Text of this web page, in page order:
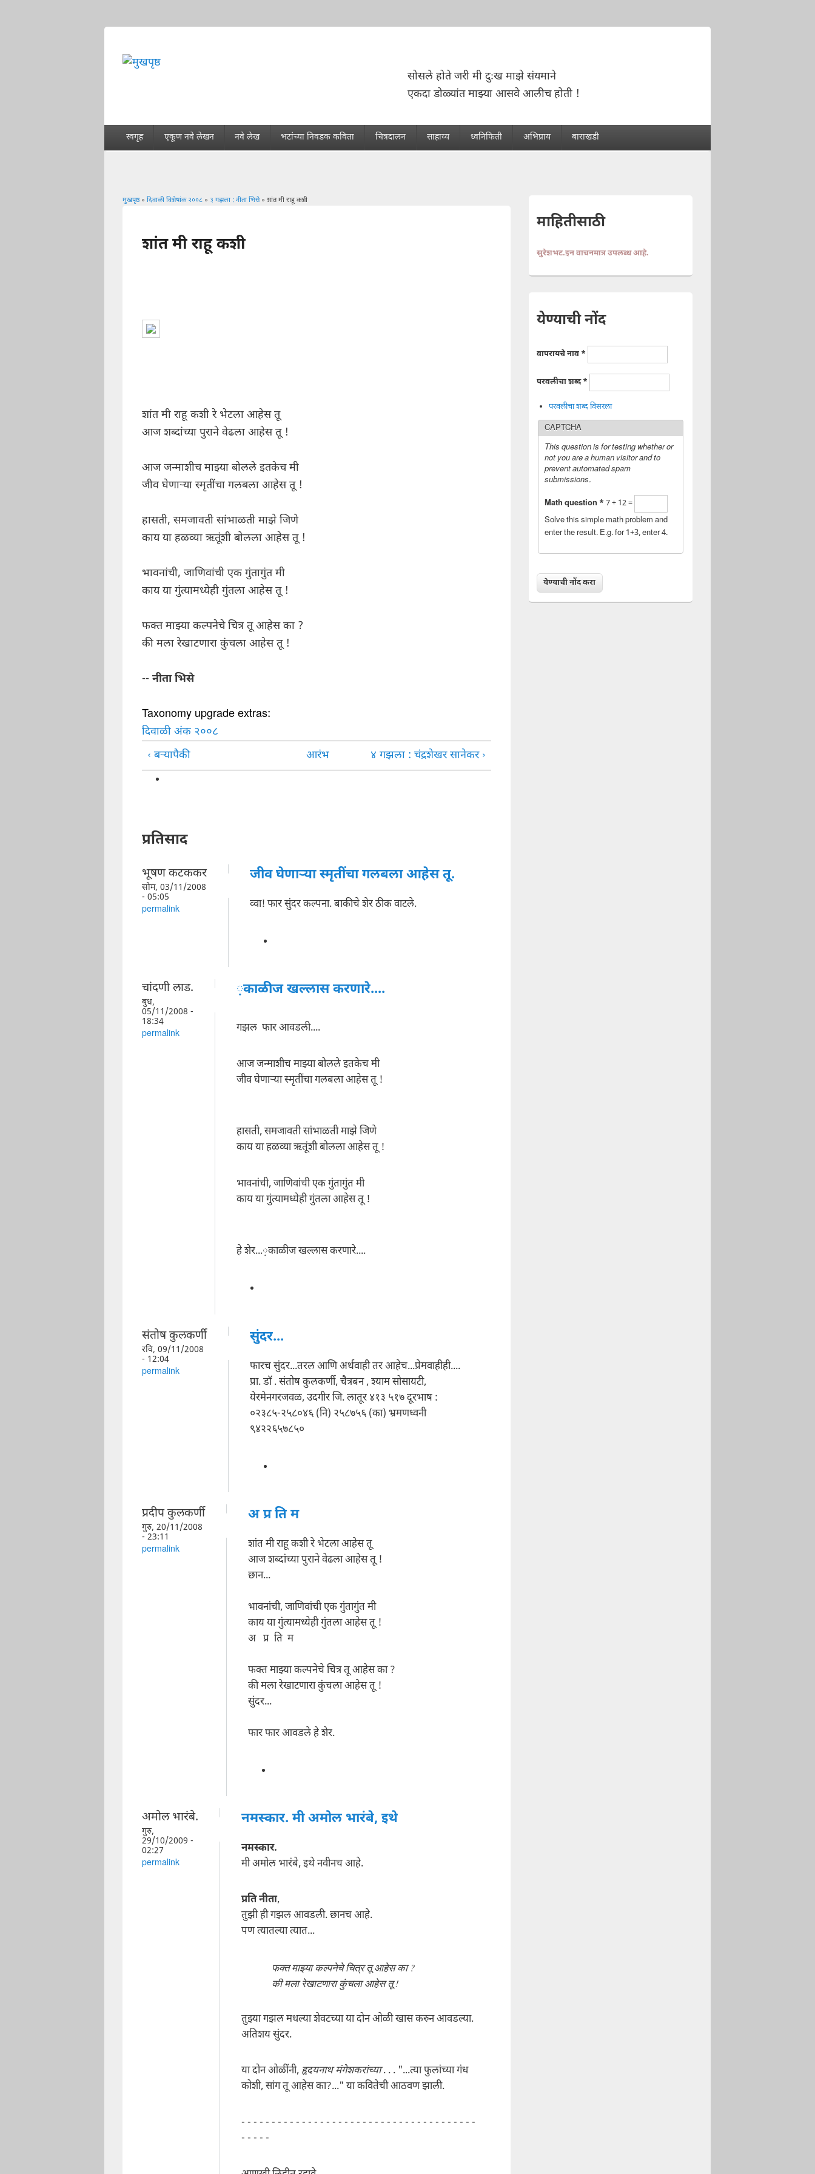
सोसले होते जरी मी दुःख माझे संयमाने
एकदा डोळ्यांत माझ्या आसवे आलीच होती !
स्वगृह एकूण नवे लेखन नवे लेख भटांच्या निवडक कविता चित्रदालन साहाय्य ध्वनिफिती अभिप्राय बाराखडी
मुखपृष्ठ» दिवाळी विशेषांक २००८ » ३ गझला : नीता भिसे» शांत मी राहू कशी
शांत मी राहू कशी
शांत मी राहू कशी रे भेटला आहेस तू
आज शब्दांच्या पुराने वेढला आहेस तू !
आज जन्माशीच माझ्या बोलले इतकेच मी
जीव घेणाऱ्या स्मृतींचा गलबला आहेस तू !
हासती, समजावती सांभाळती माझे जिणे
काय या हळव्या ऋतूंशी बोलला आहेस तू !
भावनांची, जाणिवांची एक गुंतागुंत मी
काय या गुंत्यामध्येही गुंतला आहेस तू !
फक्त माझ्या कल्पनेचे चित्र तू आहेस का ?
की मला रेखाटणारा कुंचला आहेस तू !
-- नीता भिसे
Taxonomy upgrade extras:
दिवाळी अंक २००८
‹ बर्‍यापैकी
आरंभ ४ गझला : चंद्रशेखर सानेकर ›
प्रतिसाद
भूषण कटककर
सोम, 03/11/2008
- 05:05
permalink
जीव घेणार्‍या स्मृतींचा गलबला आहेस तू.
व्वा! फार सुंदर कल्पना. बाकीचे शेर ठीक वाटले.
चांदणी लाड.
बुध,
05/11/2008 -
18:34
permalink
़काळीज खल्लास करणारे....
गझल फार आवडली....
आज जन्माशीच माझ्या बोलले इतकेच मी
जीव घेणाऱ्या स्मृतींचा गलबला आहेस तू !
हासती, समजावती सांभाळती माझे जिणे
काय या हळव्या ऋतूंशी बोलला आहेस तू !
भावनांची, जाणिवांची एक गुंतागुंत मी
काय या गुंत्यामध्येही गुंतला आहेस तू !
हे शेर...़काळीज खल्लास करणारे....
संतोष कुलकर्णी
रवि, 09/11/2008
- 12:04
permalink
सुंदर...
फारच सुंदर...तरल आणि अर्थवाही तर आहेच...प्रेमवाहीही....
प्रा. डॉ . संतोष कुलकर्णी, चैत्रबन , श्याम सोसायटी,
येरमेनगरजवळ, उदगीर जि. लातूर ४१३ ५१७ दूरभाष :
०२३८५-२५८०४६ (नि) २५८७५६ (का) भ्रमणध्वनी
९४२२६५७८५०
प्रदीप कुलकर्णी
गुरु, 20/11/2008
- 23:11
permalink
अ प्र ति म
शांत मी राहू कशी रे भेटला आहेस तू
आज शब्दांच्या पुराने वेढला आहेस तू !
छान...
भावनांची, जाणिवांची एक गुंतागुंत मी
काय या गुंत्यामध्येही गुंतला आहेस तू !
अ प्र ति म
फक्त माझ्या कल्पनेचे चित्र तू आहेस का ?
की मला रेखाटणारा कुंचला आहेस तू !
सुंदर...
फार फार आवडले हे शेर.
अमोल भारंबे.
गुरु,
29/10/2009 -
02:27
permalink
नमस्कार. मी अमोल भारंबे, इथे
नमस्कार.
मी अमोल भारंबे, इथे नवीनच आहे.
प्रति नीता,
तुझी ही गझल आवडली. छानच आहे.
पण त्यातल्या त्यात...
फक्त माझ्या कल्पनेचे चित्र तू आहेस का ?
की मला रेखाटणारा कुंचला आहेस तू !
तुझ्या गझल मधल्या शेवटच्या या दोन ओळी खास करुन आवडल्या.
अतिशय सुंदर.
या दोन ओळींनी, हृदयनाथ मंगेशकरांच्या. . . "...त्या फुलांच्या गंध
कोशी, सांग तू आहेस का?..." या कवितेची आठवण झाली.
- - - - - - - - - - - - - - - - - - - - - - - - - - - - - - - - - - - - - - -
- - - - -
माहितीसाठी
सुरेशभट.इन वाचनमात्र उपलब्ध आहे.
येण्याची नोंद
वापरायचे नाव *
परवलीचा शब्द*
परवलीचा शब्द विसरला
CAPTCHA
This question is for testing whether or
not you are a human visitor and to
prevent automated spam
submissions.
Math question * 7 + 12 =
Solve this simple math problem and
enter the result. E.g. for 1+3, enter 4.